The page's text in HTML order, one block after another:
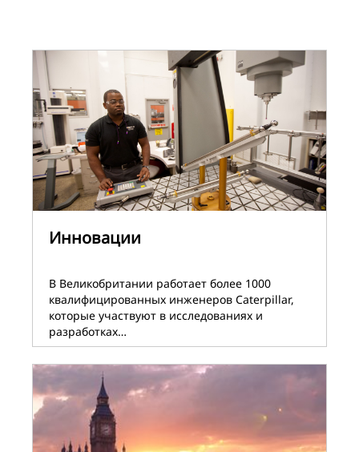
Инновации
В Великобритании работает более 1000
квалифицированных инженеров Caterpillar,
которые участвуют в исследованиях и
разработках…